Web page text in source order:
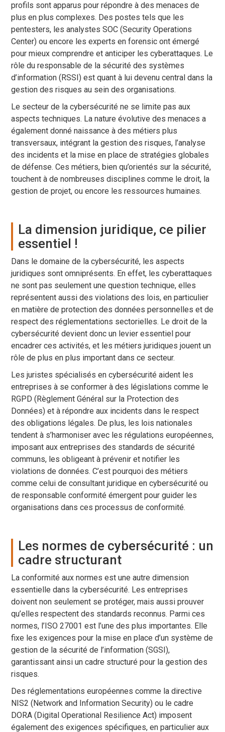
profils sont apparus pour répondre à des menaces de
plus en plus complexes. Des postes tels que les
pentesters, les analystes SOC (Security Operations
Center) ou encore les experts en forensic ont émergé
pour mieux comprendre et anticiper les cyberattaques. Le
rôle du responsable de la sécurité des systèmes
d’information (RSSI) est quant à lui devenu central dans la
gestion des risques au sein des organisations.
Le secteur de la cybersécurité ne se limite pas aux
aspects techniques. La nature évolutive des menaces a
également donné naissance à des métiers plus
transversaux, intégrant la gestion des risques, l’analyse
des incidents et la mise en place de stratégies globales
de défense. Ces métiers, bien qu’orientés sur la sécurité,
touchent à de nombreuses disciplines comme le droit, la
gestion de projet, ou encore les ressources humaines.
La dimension juridique, ce pilier
essentiel !
Dans le domaine de la cybersécurité, les aspects
juridiques sont omniprésents. En effet, les cyberattaques
ne sont pas seulement une question technique, elles
représentent aussi des violations des lois, en particulier
en matière de protection des données personnelles et de
respect des réglementations sectorielles. Le droit de la
cybersécurité devient donc un levier essentiel pour
encadrer ces activités, et les métiers juridiques jouent un
rôle de plus en plus important dans ce secteur.
Les juristes spécialisés en cybersécurité aident les
entreprises à se conformer à des législations comme le
RGPD (Règlement Général sur la Protection des
Données) et à répondre aux incidents dans le respect
des obligations légales. De plus, les lois nationales
tendent à s’harmoniser avec les régulations européennes,
imposant aux entreprises des standards de sécurité
communs, les obligeant à prévenir et notifier les
violations de données. C’est pourquoi des métiers
comme celui de consultant juridique en cybersécurité ou
de responsable conformité émergent pour guider les
organisations dans ces processus de conformité.
Les normes de cybersécurité : un
cadre structurant
La conformité aux normes est une autre dimension
essentielle dans la cybersécurité. Les entreprises
doivent non seulement se protéger, mais aussi prouver
qu’elles respectent des standards reconnus. Parmi ces
normes, l’ISO 27001 est l’une des plus importantes. Elle
fixe les exigences pour la mise en place d’un système de
gestion de la sécurité de l’information (SGSI),
garantissant ainsi un cadre structuré pour la gestion des
risques.
Des réglementations européennes comme la directive
NIS2 (Network and Information Security) ou le cadre
DORA (Digital Operational Resilience Act) imposent
également des exigences spécifiques, en particulier aux